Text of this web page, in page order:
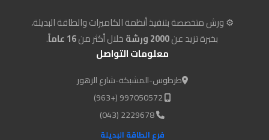
⚙️ ورش متخصصة بتنفيذ أنظمة الكاميرات والطاقة البديلة،
بخبرة تزيد عن2000 ورشة خلال أكثر من16 عاماً
.
معلومات التواصل
طرطوس-المشبكة-شارع الزهور
2229678 (043)
فرع الطاقة البديلة